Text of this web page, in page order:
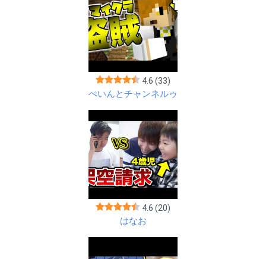
4.6 (33)
ぺいんとチャンネルゥ
4.6 (20)
はなお